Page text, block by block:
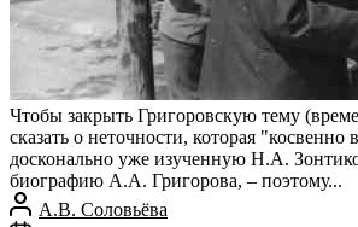
Чтобы закрыть Григоровскую тему
сказать о неточности, которая "косвенно
досконально уже изученную Н.А.
биографию А.А. Григорова, – поэтому...
А.В. Соловьёва